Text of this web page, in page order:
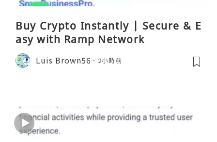
Buy Crypto Instantly | Secure & E
asy with Ramp Network
Luis Brown56 2小時前